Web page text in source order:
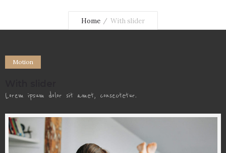
Home With slider
Motion
Lorem ipsum dolor sit amet, consectetur.